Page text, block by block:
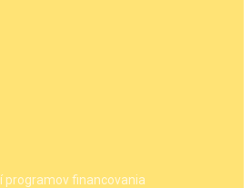
programov financovania